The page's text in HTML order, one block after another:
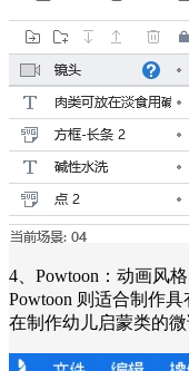
4、Powtoon：动画风
Powtoon 则适合制作
在制作幼儿启蒙类的